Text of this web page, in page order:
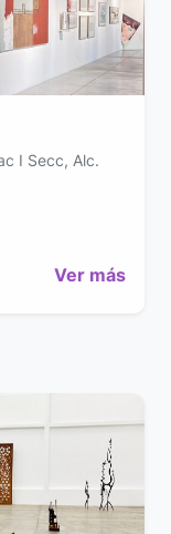
I Secc, Alc.
Ver más